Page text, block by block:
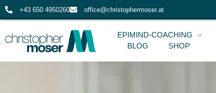
+43 650 4950260 office@christophermoser.at
EPIMIND-COACHING
BLOG
SHOP